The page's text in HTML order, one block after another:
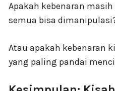
Apakah kebenaran
semua bisa
Atau apakah kebenaran
yang paling pandai